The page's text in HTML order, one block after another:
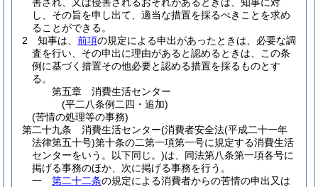
し、その旨を申し出て、適当な措置を採るべきことを求め
ることができる。
2
知事は、 前項の規定による申出があったときは、必要な調
査を行い、その申出に理由があると認めるときは、この条
例に基づく措置その他必要と認める措置を採るものとす
る。
第五章
消費生活センター
(平二八条例二四・追加)
(苦情の処理等の事務)
第二十九条
消費生活センター(消費者安全法(平成二十一年
法律第五十号)第十条の二第一項第一号に規定する消費生活
センターをいう。以下同じ。)は、同法第八条第一項各号に
掲げる事務のほか、次に掲げる事務を行う。
一
第二十二条の規定による消費者からの苦情の申出又は